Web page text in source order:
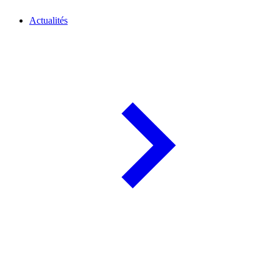
Actualités